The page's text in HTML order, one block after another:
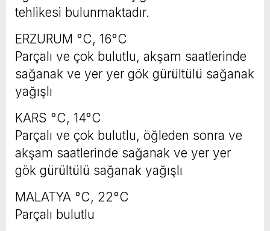
tehlikesi bulunmaktadır.
ERZURUM °C, 16°C
Parçalı ve çok bulutlu, akşam saatlerinde
sağanak ve yer yer gök gürültülü sağanak
yağışlı
KARS °C, 14°C
Parçalı ve çok bulutlu, öğleden sonra ve
akşam saatlerinde sağanak ve yer yer
gök gürültülü sağanak yağışlı
MALATYA °C, 22°C
Parçalı bulutlu